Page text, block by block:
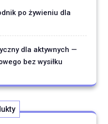
po żywieniu dla
dla aktywnych —
bez wysiłku